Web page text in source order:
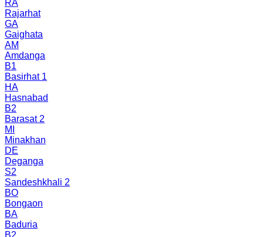
RA
Rajarhat
GA
Gaighata
AM
Amdanga
B1
Basirhat 1
HA
Hasnabad
B2
Barasat 2
MI
Minakhan
DE
Deganga
S2
Sandeshkhali 2
BO
Bongaon
BA
Baduria
B2